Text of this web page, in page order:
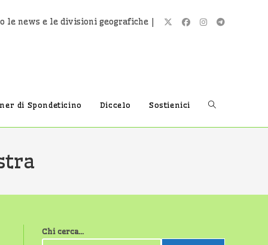
le news e le divisioni geografiche |
di Spondeticino Diccelo Sostienici Attiva/
ricerca
sul
Chi cerca...